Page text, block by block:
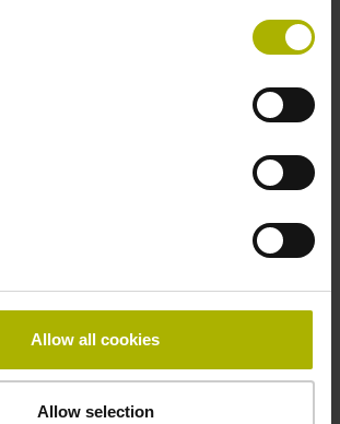
Allow all cookies
Allow selection
/ CAD / Montage